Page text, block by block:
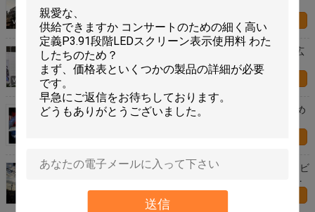
送信
お問い合わせ
フル カラーの屋外の導かれたビデオ壁P5は表示の広
告を固定した
customerized P8ビデオ壁は広告256 * 128mmのため
にフル カラー表示画面を導きました
ハイ・コントラストの継ぎ目が無い屋外の導かれたビ
デオ ウォール・ディスプレイの高リゾリューション
6mmピクセル ピッチ